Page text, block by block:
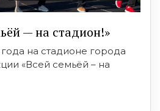
— на стадион!»
на стадионе города
«Всей семьёй – на